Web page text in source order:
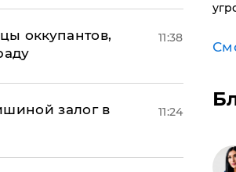
оккупантов,
11:38
залог в
11:24